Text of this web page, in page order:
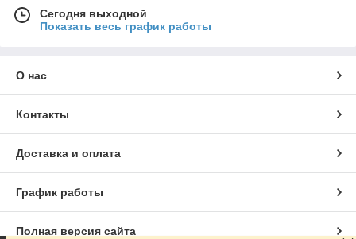
Сегодня выходной
Показать весь график работы
О нас
Контакты
Доставка и оплата
График работы
Полная версия сайта